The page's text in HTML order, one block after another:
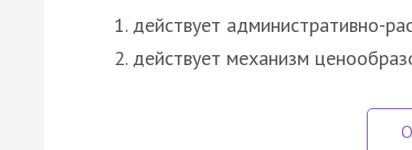
действует административно-
действует механизм